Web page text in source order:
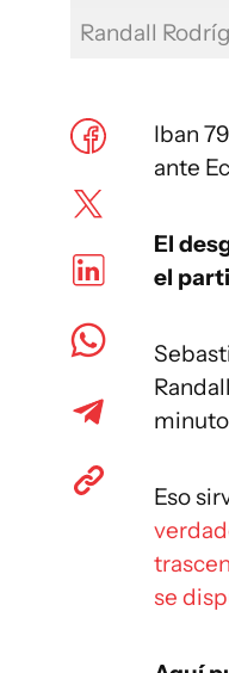
Randall
Iban
ante
El
el
Eso
se